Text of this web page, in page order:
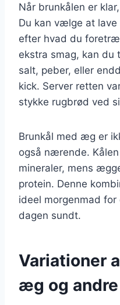
Når brunkålen er
Du kan vælge at
efter hvad du
ekstra smag, kan
salt, peber, eller
kick. Server retten
stykke rugbrød ved
Brunkål med æg er
også nærende.
mineraler, mens
protein. Denne
ideel morgenmad
dagen sundt.
Variationer
æg og